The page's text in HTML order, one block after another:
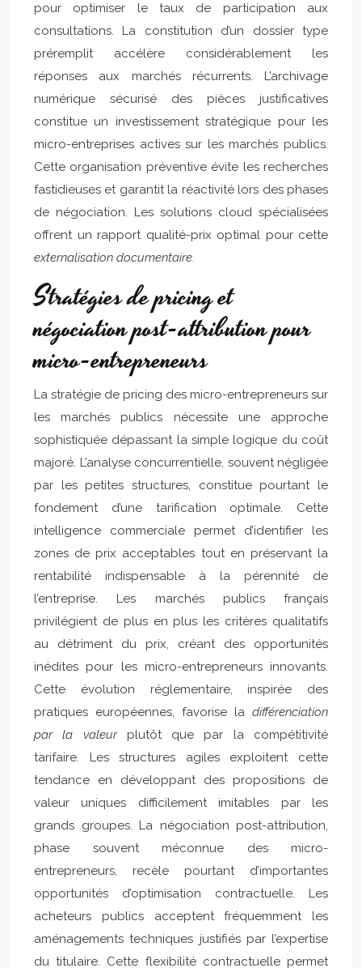
pour optimiser le taux de participation aux
consultations. La constitution d’un dossier type
préremplit accélère considérablement les
réponses aux marchés récurrents. L’archivage
numérique sécurisé des pièces justificatives
constitue un investissement stratégique pour les
micro-entreprises actives sur les marchés publics.
Cette organisation préventive évite les recherches
fastidieuses et garantit la réactivité lors des phases
de négociation. Les solutions cloud spécialisées
offrent un rapport qualité-prix optimal pour cette
externalisation documentaire.
Stratégies de pricing et
négociation post-attribution pour
micro-entrepreneurs
La stratégie de pricing des micro-entrepreneurs sur
les marchés publics nécessite une approche
sophistiquée dépassant la simple logique du coût
majoré. L’analyse concurrentielle, souvent négligée
par les petites structures, constitue pourtant le
fondement d’une tarification optimale. Cette
intelligence commerciale permet d’identifier les
zones de prix acceptables tout en préservant la
rentabilité indispensable à la pérennité de
l’entreprise. Les marchés publics français
privilégient de plus en plus les critères qualitatifs
au détriment du prix, créant des opportunités
inédites pour les micro-entrepreneurs innovants.
Cette évolution réglementaire, inspirée des
pratiques européennes, favorise la différenciation
par la valeurplutôt que par la compétitivité
tarifaire. Les structures agiles exploitent cette
tendance en développant des propositions de
valeur uniques difficilement imitables par les
grands groupes. La négociation post-attribution,
phase souvent méconnue des micro-
entrepreneurs, recèle pourtant d’importantes
opportunités d’optimisation contractuelle. Les
acheteurs publics acceptent fréquemment les
aménagements techniques justifiés par l’expertise
du titulaire. Cette flexibilité contractuelle permet